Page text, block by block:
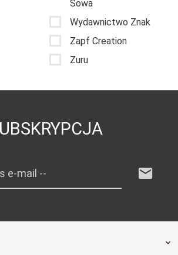
Sowa
Wydawnictwo Znak
Zapf Creation
Zuru
e-mail --